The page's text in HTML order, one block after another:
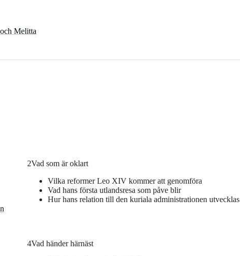
Melitta
2Vad som är oklart
Vilka reformer Leo XIV kommer att genomföra
Vad hans första utlandsresa som påve blir
Hur hans relation till den kuriala administrationen utvecklas
4Vad händer härnäst